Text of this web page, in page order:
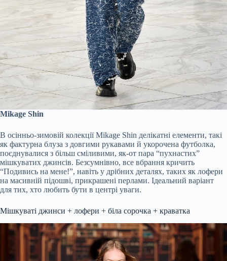
Mikage Shin
В осінньо-зимовій колекції Mikage Shin делікатні елементи, такі
як фактурна блуза з довгими рукавами й укорочена футболка,
поєднувалися з більш сміливими, як-от пара “пухнастих”
мішкуватих джинсів. Безсумнівно, все вбрання кричить
“Подивись на мене!”, навіть у дрібних деталях, таких як лофери
на масивній підошві, прикрашені перлами. Ідеальний варіант
для тих, хто любить бути в центрі уваги.
Мішкуваті джинси + лофери + біла сорочка + краватка